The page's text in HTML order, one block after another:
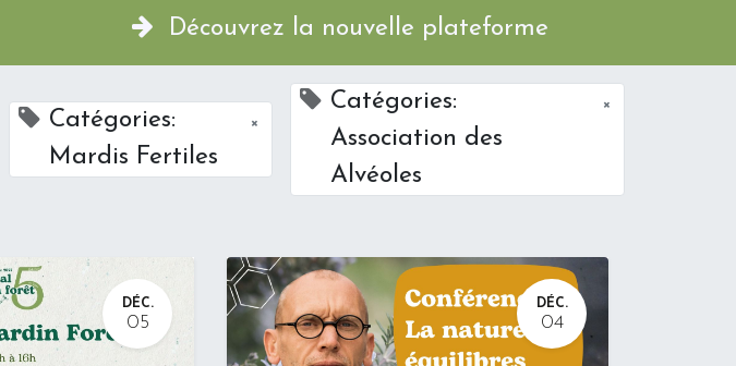
ligne ! Découvrez la nouvelle plateforme
Catégories:
Mardis Fertiles
×
Catégories:
Association des
Alvéoles
×
DÉC.
05
DÉC.
04